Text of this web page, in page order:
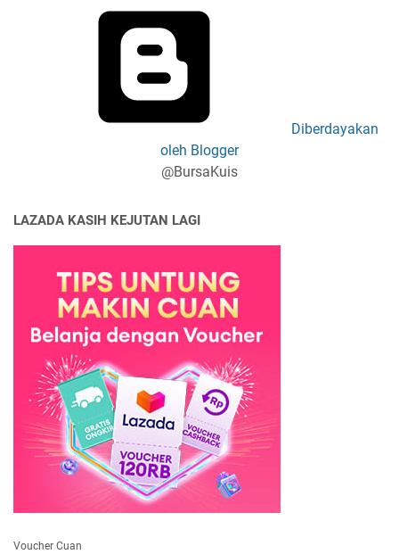
Diberdayakan
oleh Blogger
@BursaKuis
LAZADA KASIH KEJUTAN LAGI
Voucher Cuan